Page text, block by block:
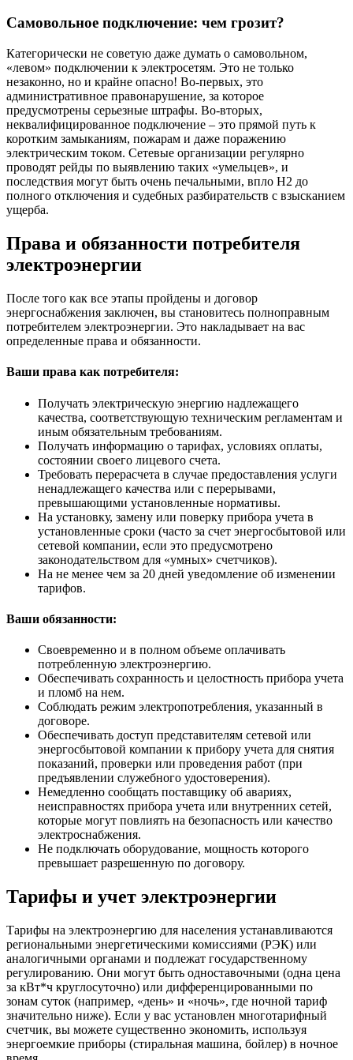
Самовольное подключение: чем грозит?
Категорически не советую даже думать о самовольном,
«левом» подключении к электросетям. Это не только
незаконно, но и крайне опасно! Во-первых, это
административное правонарушение, за которое
предусмотрены серьезные штрафы. Во-вторых,
неквалифицированное подключение – это прямой путь к
коротким замыканиям, пожарам и даже поражению
электрическим током. Сетевые организации регулярно
проводят рейды по выявлению таких «умельцев», и
последствия могут быть очень печальными, впло H2 до
полного отключения и судебных разбирательств с взысканием
ущерба.
Права и обязанности потребителя
электроэнергии
После того как все этапы пройдены и договор
энергоснабжения заключен, вы становитесь полноправным
потребителем электроэнергии. Это накладывает на вас
определенные права и обязанности.
Ваши права как потребителя:
Получать электрическую энергию надлежащего
качества, соответствующую техническим регламентам и
иным обязательным требованиям.
Получать информацию о тарифах, условиях оплаты,
состоянии своего лицевого счета.
Требовать перерасчета в случае предоставления услуги
ненадлежащего качества или с перерывами,
превышающими установленные нормативы.
На установку, замену или поверку прибора учета в
установленные сроки (часто за счет энергосбытовой или
сетевой компании, если это предусмотрено
законодательством для «умных» счетчиков).
На не менее чем за 20 дней уведомление об изменении
тарифов.
Ваши обязанности:
Своевременно и в полном объеме оплачивать
потребленную электроэнергию.
Обеспечивать сохранность и целостность прибора учета
и пломб на нем.
Соблюдать режим электропотребления, указанный в
договоре.
Обеспечивать доступ представителям сетевой или
энергосбытовой компании к прибору учета для снятия
показаний, проверки или проведения работ (при
предъявлении служебного удостоверения).
Немедленно сообщать поставщику об авариях,
неисправностях прибора учета или внутренних сетей,
которые могут повлиять на безопасность или качество
электроснабжения.
Не подключать оборудование, мощность которого
превышает разрешенную по договору.
Тарифы и учет электроэнергии
Тарифы на электроэнергию для населения устанавливаются
региональными энергетическими комиссиями (РЭК) или
аналогичными органами и подлежат государственному
регулированию. Они могут быть одноставочными (одна цена
за кВт*ч круглосуточно) или дифференцированными по
зонам суток (например, «день» и «ночь», где ночной тариф
значительно ниже). Если у вас установлен многотарифный
счетчик, вы можете существенно экономить, используя
энергоемкие приборы (стиральная машина, бойлер) в ночное